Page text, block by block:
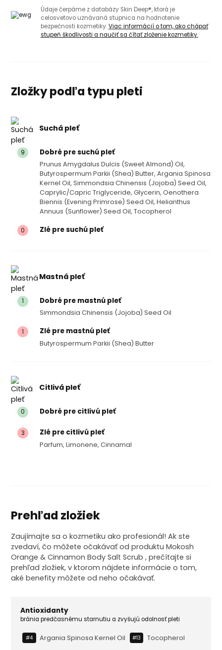
Údaje čerpáme z databázy Skin Deep®, ktorá je
celosvetovo uznávaná stupnica na hodnotenie
bezpečnosti kozmetiky.Viac informácií o tom, ako chápať
stupeň škodlivosti a naučiť sa čítať zloženie kozmetiky.
Zložky podľa typu pleti
Suchá pleť
9 Dobré pre suchú pleť
Prunus Amygdalus Dulcis (sweet Almond) Oil,
Butyrospermum Parkii (shea) Butter, Argania Spinosa
Kernel Oil, Simmondsia Chinensis (jojoba) Seed Oil,
Caprylic/capric Triglyceride, Glycerin, Oenothera
Biennis (evening Primrose) Seed Oil, Helianthus
Annuus (sunflower) Seed Oil, Tocopherol
0 Zlé pre suchú pleť
Mastná pleť
1 Dobré pre mastnú pleť
Simmondsia Chinensis (jojoba) Seed Oil
1 Zlé pre mastnú pleť
Butyrospermum Parkii (shea) Butter
Citlivá pleť
0 Dobré pre citlivú pleť
3 Zlé pre citlivú pleť
Parfum, Limonene, Cinnamal
Prehľad zložiek
Zaujímajte sa o kozmetiku ako profesionál! Ak ste
zvedaví, čo môžete očakávať od produktu Mokosh
Orange & Cinnamon Body Salt Scrub , prečítajte si
prehľad zložiek, v ktorom nájdete informácie o tom,
aké benefity môžete od neho očakávať.
Antioxidanty
bránia predčasnému starnutiu a zvyšujú odolnosť pleti
#4 Argania Spinosa Kernel Oil #13 Tocopherol